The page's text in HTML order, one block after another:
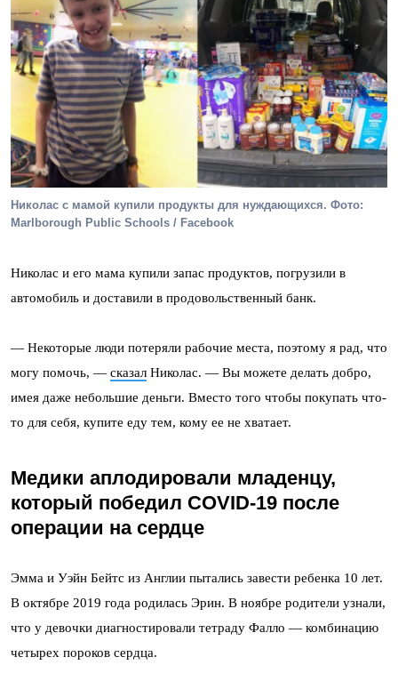
Николас с мамой купили продукты для нуждающихся. Фото:
Marlborough Public Schools / Facebook
Николас и его мама купили запас продуктов, погрузили в
автомобиль и доставили в продовольственный банк.
— Некоторые люди потеряли рабочие места, поэтому я рад, что
могу помочь, — сказал Николас. — Вы можете делать добро,
имея даже небольшие деньги. Вместо того чтобы покупать что-
то для себя, купите еду тем, кому ее не хватает.
Медики аплодировали младенцу,
который победил COVID-19 после
операции на сердце
Эмма и Уэйн Бейтс из Англии пытались завести ребенка 10 лет.
В октябре 2019 года родилась Эрин. В ноябре родители узнали,
что у девочки диагностировали тетраду Фалло — комбинацию
четырех пороков сердца.